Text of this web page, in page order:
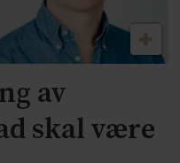
av
skal være